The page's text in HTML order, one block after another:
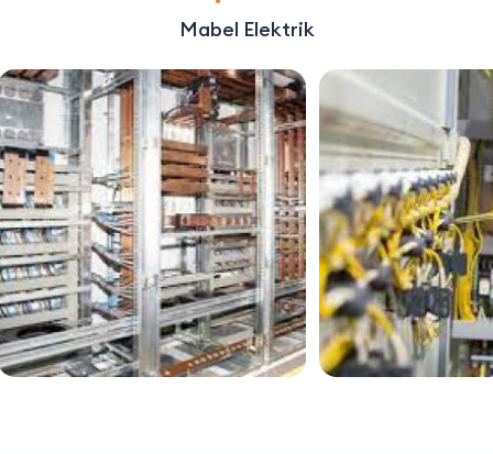
Mabel Elektrik